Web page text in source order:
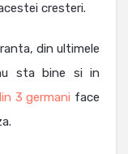
cresteri.
din ultimele
sta bine si in
3 germani face